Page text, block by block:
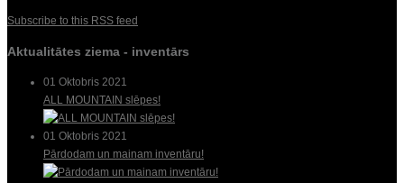
Subscribe to this RSS feed
Aktualitātes ziema - inventārs
01 Oktobris 2021
ALL MOUNTAIN slēpes!
01 Oktobris 2021
Pārdodam un mainam inventāru!